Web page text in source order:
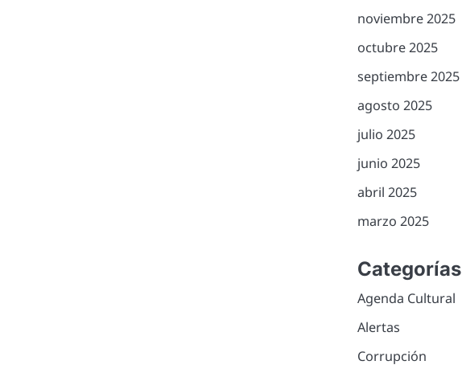
noviembre 2025
octubre 2025
septiembre 2025
agosto 2025
julio 2025
junio 2025
abril 2025
marzo 2025
Categorías
Agenda Cultural
Alertas
Corrupción